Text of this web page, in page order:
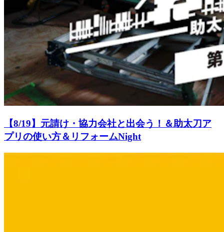
【8/19】元請け・協力会社と出会う！＆助太刀ア
プリの使い方＆リフォームNight